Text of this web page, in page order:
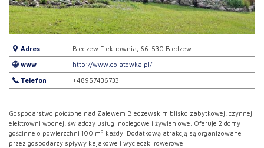
Adres Bledzew Elektrownia, 66-530 Bledzew
www http://www.dolatowka.pl/
Telefon +48957436733
Gospodarstwo położone nad Zalewem Bledzewskim blisko zabytkowej, czynnej
elektrowni wodnej, świadczy usługi noclegowe i żywieniowe. Oferuje 2 domy
gościnne o powierzchni 100 m2 każdy. Dodatkową atrakcją są organizowane
przez gospodarzy spływy kajakowe i wycieczki rowerowe.